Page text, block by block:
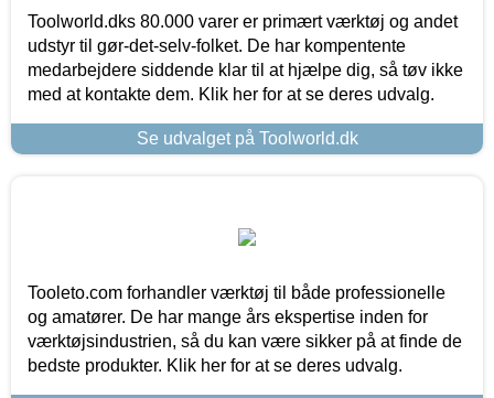
Toolworld.dks 80.000 varer er primært værktøj og andet
udstyr til gør-det-selv-folket. De har kompentente
medarbejdere siddende klar til at hjælpe dig, så tøv ikke
med at kontakte dem. Klik her for at se deres udvalg.
Se udvalget på Toolworld.dk
Tooleto.com forhandler værktøj til både professionelle
og amatører. De har mange års ekspertise inden for
værktøjsindustrien, så du kan være sikker på at finde de
bedste produkter. Klik her for at se deres udvalg.